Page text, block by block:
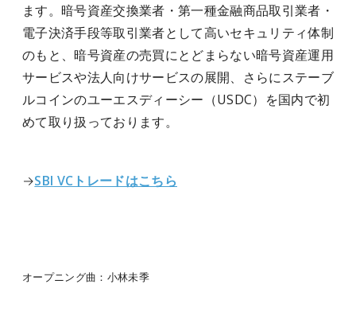
ます。暗号資産交換業者・第一種金融商品取引業者・
電子決済手段等取引業者として高いセキュリティ体制
のもと、暗号資産の売買にとどまらない暗号資産運用
サービスや法人向けサービスの展開、さらにステーブ
ルコインのユーエスディーシー（USDC）を国内で初
めて取り扱っております。
→SBI VCトレードはこちら
オープニング曲：小林未季